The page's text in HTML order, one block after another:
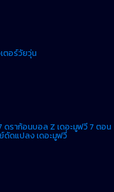
ตอร์วัยวุ่น
ดราก้อนบอล Z เดอะมูฟวี่ 7 ตอน
ดัดแปลง เดอะมูฟวี่